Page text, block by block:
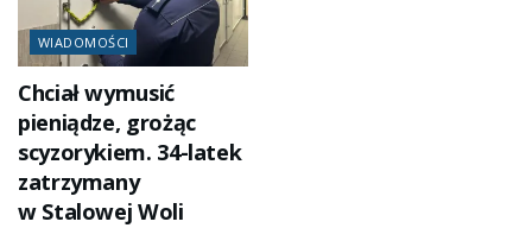
WIADOMOŚCI
Chciał wymusić
pieniądze, grożąc
scyzorykiem. 34-latek
zatrzymany
w Stalowej Woli